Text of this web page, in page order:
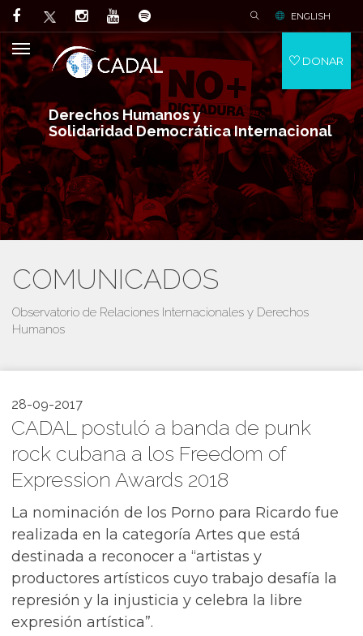
Derechos Humanos y
Solidaridad Democrática Internacional
ENGLISH
DONAR
COMUNICADOS
Observatorio de Relaciones Internacionales y Derechos
Humanos
28-09-2017
CADAL postuló a banda de punk
rock cubana a los Freedom of
Expression Awards 2018
La nominación de los Porno para Ricardo fue
realizada en la categoría Artes que está
destinada a reconocer a “artistas y
productores artísticos cuyo trabajo desafía la
represión y la injusticia y celebra la libre
expresión artística”.